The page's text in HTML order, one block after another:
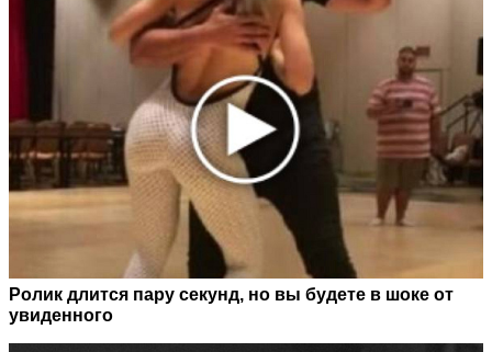
Ролик длится пару секунд, но вы будете в шоке от
увиденного